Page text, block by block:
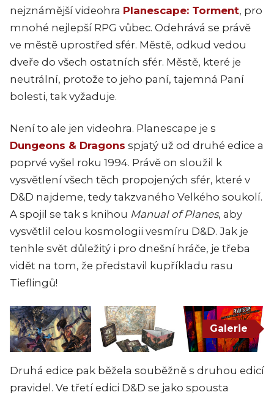
nejznámější videohra Planescape: Torment, pro
mnohé nejlepší RPG vůbec. Odehrává se právě
ve městě uprostřed sfér. Městě, odkud vedou
dveře do všech ostatních sfér. Městě, které je
neutrální, protože to jeho paní, tajemná Paní
bolesti, tak vyžaduje.
Není to ale jen videohra. Planescape je s
Dungeons & Dragons spjatý už od druhé edice a
poprvé vyšel roku 1994. Právě on sloužil k
vysvětlení všech těch propojených sfér, které v
D&D najdeme, tedy takzvaného Velkého soukolí.
A spojil se tak s knihou Manual of Planes, aby
vysvětlil celou kosmologii vesmíru D&D. Jak je
tenhle svět důležitý i pro dnešní hráče, je třeba
vidět na tom, že představil kupříkladu rasu
Tieflingů!
Galerie
Druhá edice pak běžela souběžně s druhou edicí
pravidel. Ve třetí edici D&D se jako spousta